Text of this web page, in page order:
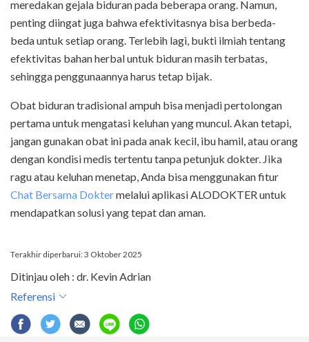
meredakan gejala biduran pada beberapa orang. Namun,
penting diingat juga bahwa efektivitasnya bisa berbeda-
beda untuk setiap orang. Terlebih lagi, bukti ilmiah tentang
efektivitas bahan herbal untuk biduran masih terbatas,
sehingga penggunaannya harus tetap bijak.
Obat biduran tradisional ampuh bisa menjadi pertolongan
pertama untuk mengatasi keluhan yang muncul. Akan tetapi,
jangan gunakan obat ini pada anak kecil, ibu hamil, atau orang
dengan kondisi medis tertentu tanpa petunjuk dokter. Jika
ragu atau keluhan menetap, Anda bisa menggunakan fitur
Chat Bersama Doktermelalui aplikasi ALODOKTER untuk
mendapatkan solusi yang tepat dan aman.
Terakhir diperbarui: 3 Oktober 2025